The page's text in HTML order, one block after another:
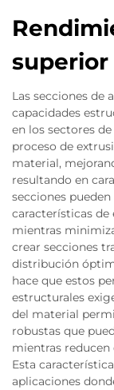
superior
Las secciones de
capacidades
en los sectores
proceso de
material,
resultando en
secciones
características de
mientras
crear secciones
distribución
hace que estos
estructurales
del material
robustas que
mientras reducen
Esta
aplicaciones